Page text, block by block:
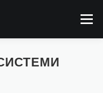
Меню
МАТЕРІАЛИ